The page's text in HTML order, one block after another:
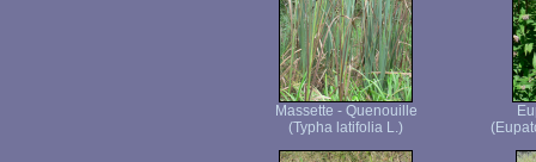
Massette - Quenouille
(Typha latifolia L.)